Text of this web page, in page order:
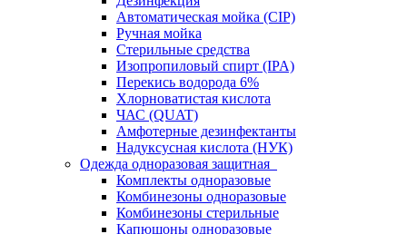
Автоматическая мойка (CIP)
Ручная мойка
Стерильные средства
Изопропиловый спирт (IPA)
Перекись водорода 6%
Хлорноватистая кислота
ЧАС (QUAT)
Амфотерные дезинфектанты
Надуксусная кислота (НУК)
Одежда одноразовая защитная
Комплекты одноразовые
Комбинезоны одноразовые
Комбинезоны стерильные
Капюшоны одноразовые